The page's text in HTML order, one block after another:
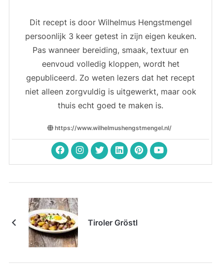
Dit recept is door Wilhelmus Hengstmengel
persoonlijk 3 keer getest in zijn eigen keuken.
Pas wanneer bereiding, smaak, textuur en
eenvoud volledig kloppen, wordt het
gepubliceerd. Zo weten lezers dat het recept
niet alleen zorgvuldig is uitgewerkt, maar ook
thuis echt goed te maken is.
https://www.wilhelmushengstmengel.nl/
Tiroler Gröstl